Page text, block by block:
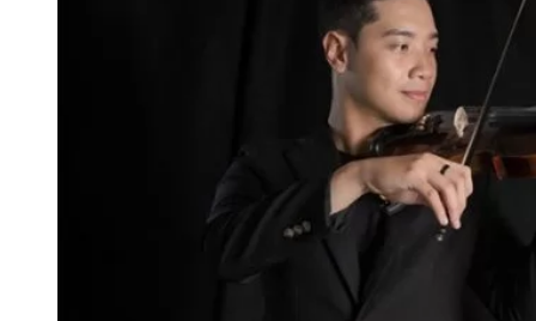
Kỹ Thuật Viên Điện – Nước – Điện Lạnh Dân Dụng
Kỹ Thuật Viên Điện Lạnh Ô Tô
Kỹ Thuật Viên Điện – Điện Tử Ô Tô Cơ Bản
Kỹ Thuật Viên Điện Lạnh Dân Dụng
Kỹ Thuật Viên Điện Dân Dụng
Kỹ Thuật Viên Điện Công Nghiệp
Nghiệp Vụ Tư Vấn & Giám Sát MEP
Sửa Chữa Điện Lạnh Dân Dụng
Chuyên Viên Chẩn Đoán ECU
Kỹ Thuật Viên Đại Tu Hộp Số Tự Động Chuyên Sâu
Kỹ Thuật Quấn Dây Và Sửa Chữa Máy Điện
Thiết Kế Lắp Đặt Hệ Thống Điện Năng Lượng Mặt
Kỹ Thuật Viên Điện Tử Chuyên Ngành Điện – Điện